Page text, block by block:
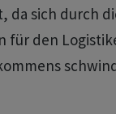
da sich durch
für den